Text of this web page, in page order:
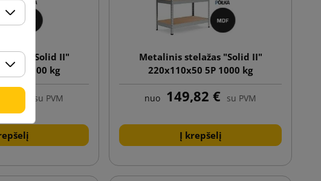
"Solid II"
5P 1000 kg
€ su PVM
Metalinis stelažas "Solid II"
220x110x50 5P 1000 kg
nuo 149,82 € su PVM
Į krepšelį